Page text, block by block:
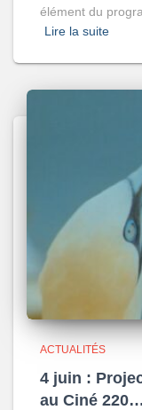
élément du
Lire la suite
ACTUALITÉS
4 juin :
au Ciné 220…